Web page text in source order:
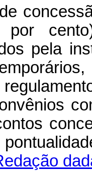
por
pela